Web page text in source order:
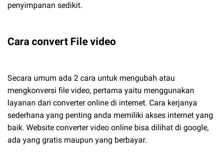
penyimpanan sedikit.
Cara convert File video
Secara umum ada 2 cara untuk mengubah atau
mengkonversi file video, pertama yaitu menggunakan
layanan dari converter online di internet. Cara kerjanya
sederhana yang penting anda memiliki akses internet yang
baik. Website converter video online bisa dilihat di google,
ada yang gratis maupun yang berbayar.